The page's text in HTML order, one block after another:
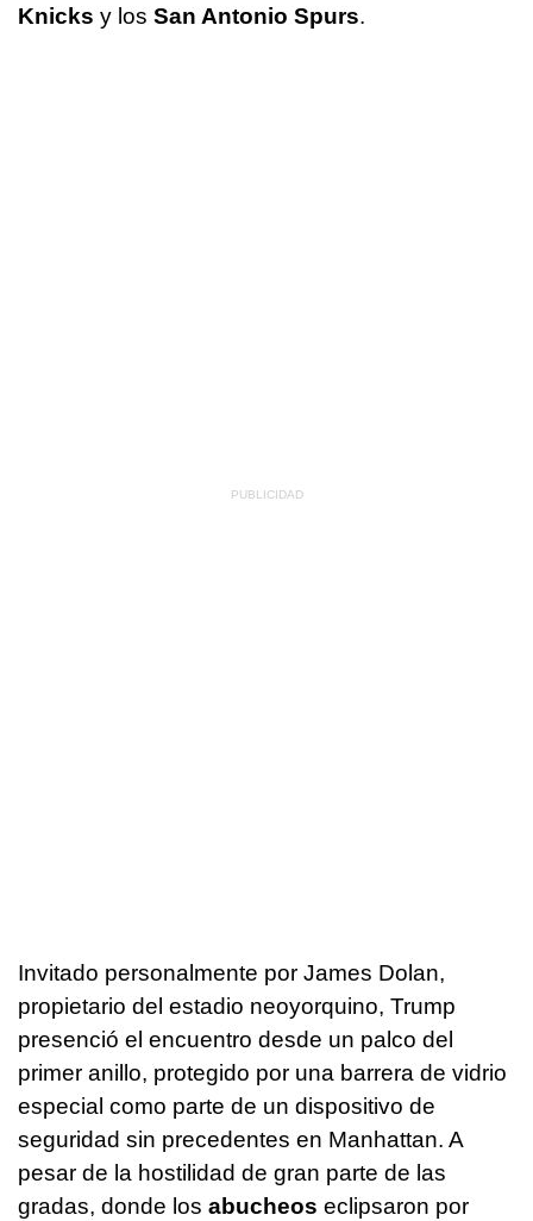
Knicks y los San Antonio Spurs.
Invitado personalmente por James Dolan,
propietario del estadio neoyorquino, Trump
presenció el encuentro desde un palco del
primer anillo, protegido por una barrera de vidrio
especial como parte de un dispositivo de
seguridad sin precedentes en Manhattan. A
pesar de la hostilidad de gran parte de las
gradas, donde los abucheos eclipsaron por